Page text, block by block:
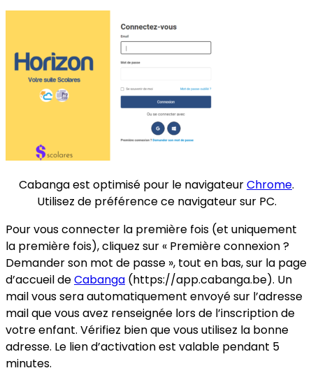
Cabanga est optimisé pour le navigateurChrome.
Utilisez de préférence ce navigateur sur PC.
Pour vous connecter la première fois (et uniquement
la première fois), cliquez sur « Première connexion ?
Demander son mot de passe », tout en bas, sur la page
d’accueil deCabanga (https://app.cabanga.be). Un
mail vous sera automatiquement envoyé sur l’adresse
mail que vous avez renseignée lors de l’inscription de
votre enfant. Vérifiez bien que vous utilisez la bonne
adresse. Le lien d’activation est valable pendant 5
minutes.